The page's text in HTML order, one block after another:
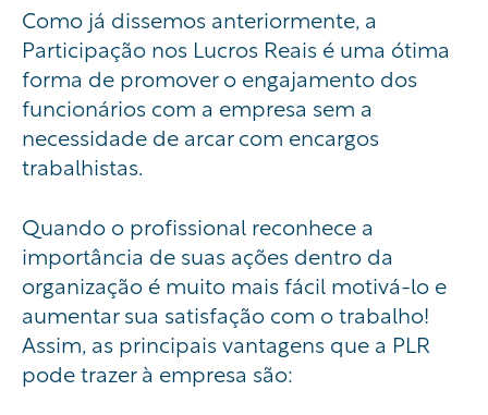
Como já dissemos anteriormente, a
Participação nos Lucros Reais é uma ótima
forma de promover o engajamento dos
funcionários com a empresa sem a
necessidade de arcar com encargos
trabalhistas.
Quando o profissional reconhece a
importância de suas ações dentro da
organização é muito mais fácil motivá-lo e
aumentar sua satisfação com o trabalho!
Assim, as principais vantagens que a PLR
pode trazer à empresa são: